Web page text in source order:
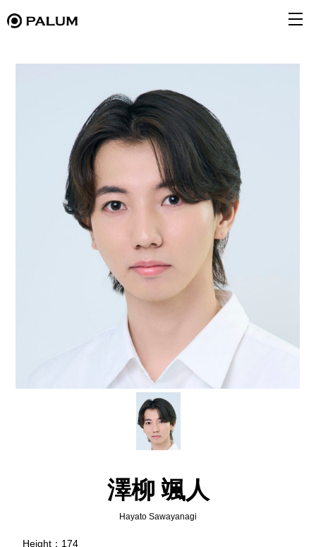
澤柳 颯人
Hayato Sawayanagi
Height：174